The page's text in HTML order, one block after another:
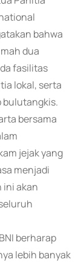
bahwa
dua
fasilitas
lokal, serta
bulutangkis.
bersama
jejak yang
menjadi
ini akan
berharap
lebih banyak